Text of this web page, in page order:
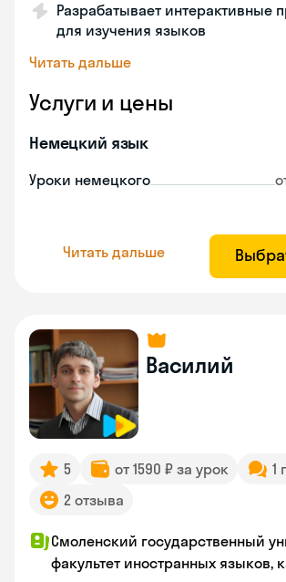
Разрабатывает интерактивные
для изучения языков
Читать дальше
Услуги и цены
Немецкий язык
Уроки немецкого
Читать дальше
Василий
5 от 1590 ₽ за урок
1
2 отзыва
Смоленский государственный
факультет иностранных языков,